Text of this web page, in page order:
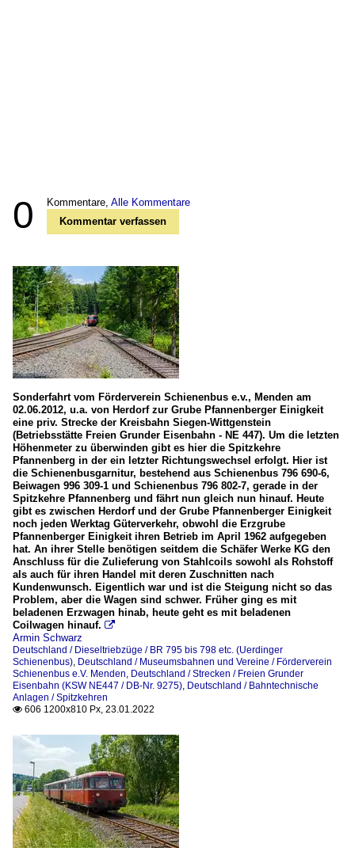
0 Kommentare, Alle Kommentare
Kommentar verfassen
Sonderfahrt vom Förderverein Schienenbus e.v., Menden am
02.06.2012, u.a. von Herdorf zur Grube Pfannenberger Einigkeit
eine priv. Strecke der Kreisbahn Siegen-Wittgenstein
(Betriebsstätte Freien Grunder Eisenbahn - NE 447). Um die letzten
Höhenmeter zu überwinden gibt es hier die Spitzkehre
Pfannenberg in der ein letzter Richtungswechsel erfolgt. Hier ist
die Schienenbusgarnitur, bestehend aus Schienenbus 796 690-6,
Beiwagen 996 309-1 und Schienenbus 796 802-7, gerade in der
Spitzkehre Pfannenberg und fährt nun gleich nun hinauf. Heute
gibt es zwischen Herdorf und der Grube Pfannenberger Einigkeit
noch jeden Werktag Güterverkehr, obwohl die Erzgrube
Pfannenberger Einigkeit ihren Betrieb im April 1962 aufgegeben
hat. An ihrer Stelle benötigen seitdem die Schäfer Werke KG den
Anschluss für die Zulieferung von Stahlcoils sowohl als Rohstoff
als auch für ihren Handel mit deren Zuschnitten nach
Kundenwunsch. Eigentlich war und ist die Steigung nicht so das
Problem, aber die Wagen sind schwer. Früher ging es mit
beladenen Erzwagen hinab, heute geht es mit beladenen
Coilwagen hinauf. 
Armin Schwarz
Deutschland / Dieseltriebzüge / BR 795 bis 798 etc. (Uerdinger
Schienenbus) Deutschland / Museumsbahnen und Vereine / Förderverein
Schienenbus e.V. Menden Deutschland / Strecken / Freien Grunder
Eisenbahn (KSW NE447 / DB-Nr. 9275) Deutschland / Bahntechnische
Anlagen / Spitzkehren
 606 1200x810 Px, 23.01.2022